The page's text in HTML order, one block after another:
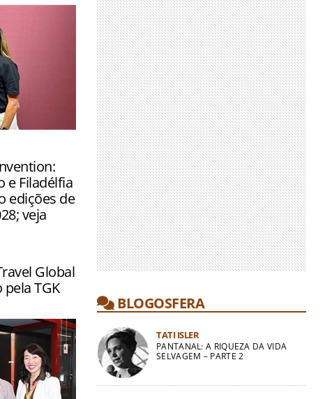
2026
e Filadélfia
edições de
veja
Global
TGK
BLOGOSFERA
TATI ISLER
PANTANAL: A RIQUEZA DA VIDA
SELVAGEM – PARTE 2